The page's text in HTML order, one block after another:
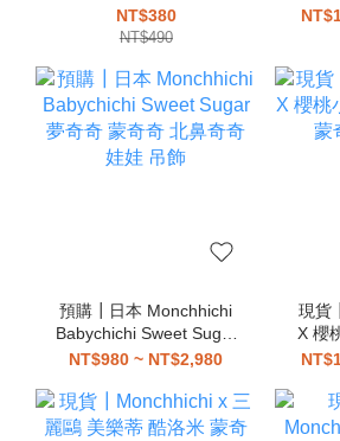
NT$380
NT$490
點師
預購┃日本 Monchhichi
Babychichi Sweet Sugar
夢奇奇 蒙奇奇 北鼻奇奇
NT$980 ~ NT$2,980
現貨
X 櫻
奇